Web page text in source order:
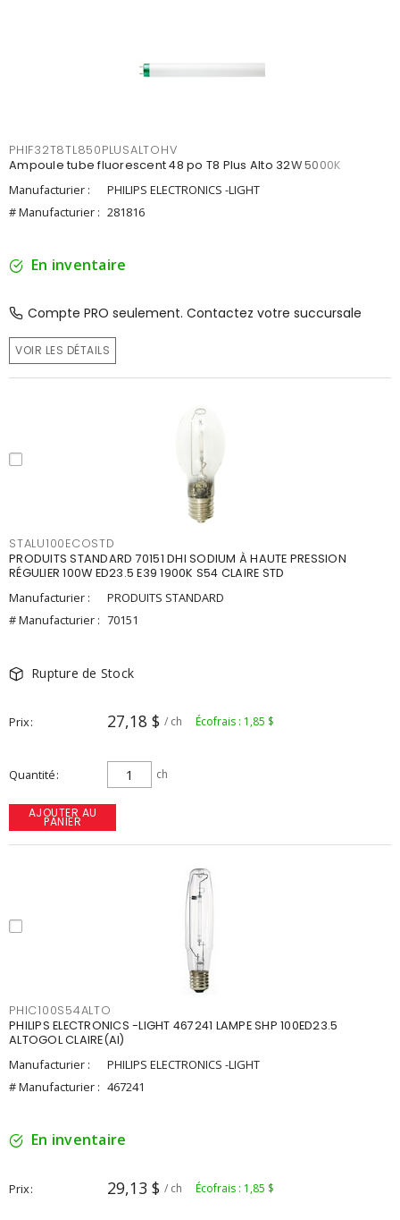
PHIF32T8TL850PLUSALTOHV
Ampoule tube fluorescent 48 po T8 Plus Alto 32W 5000K
Manufacturier :
PHILIPS ELECTRONICS -LIGHT
# Manufacturier : 281816
En inventaire
Compte PRO seulement. Contactez votre succursale
VOIR LES DÉTAILS
STALU100ECOSTD
PRODUITS STANDARD 70151 DHI SODIUM À HAUTE PRESSION
RÉGULIER 100W ED23.5 E39 1900K S54 CLAIRE STD
Manufacturier :
PRODUITS STANDARD
# Manufacturier : 70151
Rupture de Stock
Prix 27,18 $ / ch Écofrais : 1,85 $
Quantité ch
AJOUTER AU
PANIER
PHIC100S54ALTO
PHILIPS ELECTRONICS -LIGHT 467241 LAMPE SHP 100ED23.5
ALTOGOL CLAIRE(AI)
Manufacturier :
PHILIPS ELECTRONICS -LIGHT
# Manufacturier : 467241
En inventaire
Prix 29,13 $ / ch Écofrais : 1,85 $